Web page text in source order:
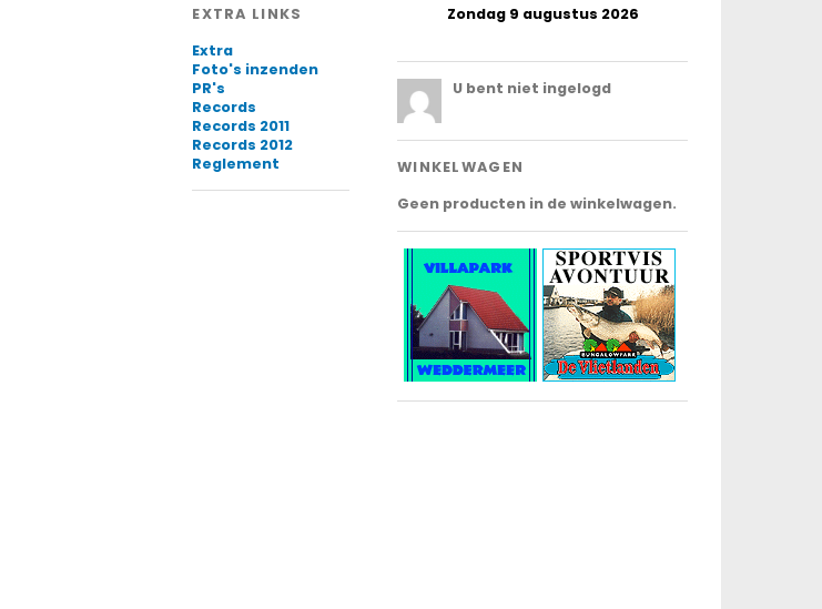
EXTRA LINKS
Extra
Foto's inzenden
PR's
Records
Records 2011
Records 2012
Reglement
Zondag 9 augustus 2026
U bent niet ingelogd
WINKELWAGEN
Geen producten in de winkelwagen.